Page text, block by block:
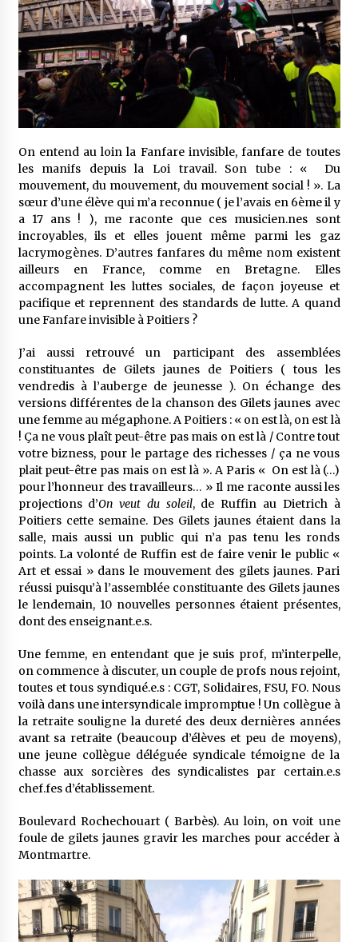
On entend au loin la Fanfare invisible, fanfare de toutes
les manifs depuis la Loi travail. Son tube : « Du
mouvement, du mouvement, du mouvement social ! ». La
sœur d’une élève qui m’a reconnue ( je l’avais en 6ème il y
a 17 ans ! ), me raconte que ces musicien.nes sont
incroyables, ils et elles jouent même parmi les gaz
lacrymogènes. D’autres fanfares du même nom existent
ailleurs en France, comme en Bretagne. Elles
accompagnent les luttes sociales, de façon joyeuse et
pacifique et reprennent des standards de lutte. A quand
une Fanfare invisible à Poitiers ?
J’ai aussi retrouvé un participant des assemblées
constituantes de Gilets jaunes de Poitiers ( tous les
vendredis à l’auberge de jeunesse ). On échange des
versions différentes de la chanson des Gilets jaunes avec
une femme au mégaphone. A Poitiers : « on est là, on est là
! Ça ne vous plaît peut-être pas mais on est là / Contre tout
votre bizness, pour le partage des richesses / ça ne vous
plait peut-être pas mais on est là ». A Paris « On est là (…)
pour l’honneur des travailleurs… » Il me raconte aussi les
projections d’On veut du soleil, de Ruffin au Dietrich à
Poitiers cette semaine. Des Gilets jaunes étaient dans la
salle, mais aussi un public qui n’a pas tenu les ronds
points. La volonté de Ruffin est de faire venir le public «
Art et essai » dans le mouvement des gilets jaunes. Pari
réussi puisqu’à l’assemblée constituante des Gilets jaunes
le lendemain, 10 nouvelles personnes étaient présentes,
dont des enseignant.e.s.
Une femme, en entendant que je suis prof, m’interpelle,
on commence à discuter, un couple de profs nous rejoint,
toutes et tous syndiqué.e.s : CGT, Solidaires, FSU, FO. Nous
voilà dans une intersyndicale impromptue ! Un collègue à
la retraite souligne la dureté des deux dernières années
avant sa retraite (beaucoup d’élèves et peu de moyens),
une jeune collègue déléguée syndicale témoigne de la
chasse aux sorcières des syndicalistes par certain.e.s
chef.fes d’établissement.
Boulevard Rochechouart ( Barbès). Au loin, on voit une
foule de gilets jaunes gravir les marches pour accéder à
Montmartre.